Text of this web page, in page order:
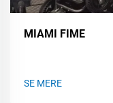
MIAMI FIME
SE MERE